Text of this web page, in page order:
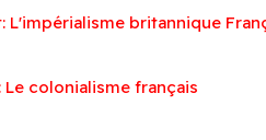
britannique
colonialisme français